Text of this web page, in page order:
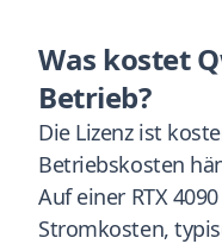
Was kostet
Betrieb?
Die Lizenz ist
Betriebskosten
Auf einer RTX
Stromkosten,